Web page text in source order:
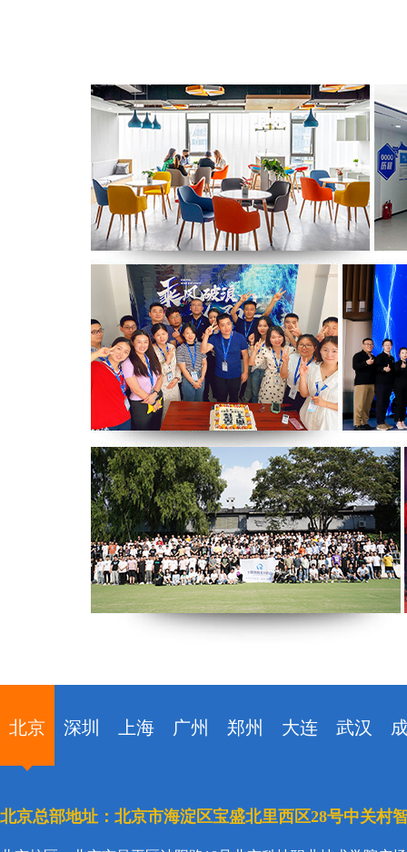
北京 深圳 上海 广州 郑州 大连 武汉
北京总部地址：北京市海淀区宝盛北里西区28号中关村